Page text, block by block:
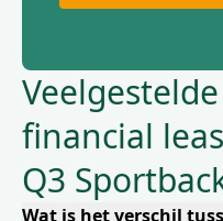
financial
Q3
Wat is het verschil